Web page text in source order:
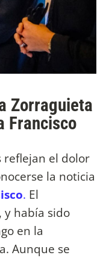
Zorraguieta
Francisco
reflejan el dolor
la noticia
. El
, y había sido
en la
Aunque se